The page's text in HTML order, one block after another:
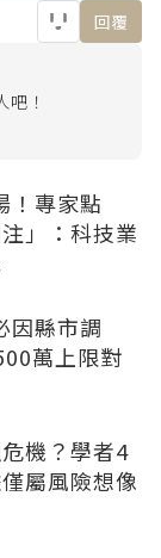
回覆
！
！專家點
」：科技業
因縣市調
萬上限對
機？學者4
屬風險想像